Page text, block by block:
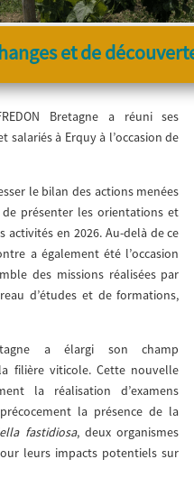
et de
Bretagne a réuni ses
à Erquy à l’occasion de
le bilan des actions menées
présenter les orientations et
activités en 2026. Au-delà de ce
a également été l’occasion
des missions réalisées par
d’études et de formations,
a élargi son champ
filière viticole. Cette nouvelle
la réalisation d’examens
la présence de la
fastidiosa, deux organismes
leurs impacts potentiels sur